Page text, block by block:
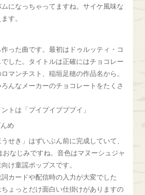
になっちゃってますね。サイケ風味な
す。
った曲です。最初はドゥルッティ・コ
した。タイトルは正確にはチョコレー
マンチスト、稲垣足穂の作品名から。
んなメーカーのチョコレートをたくさ
トは「プイプイプププイ」
め
せき」はずいぶん前に完成していて、
おなじみですね。音色はマヌーシュジャ
け童謡ポップスです。
カードや配信時の入力が大変でした
ょっとだけ面白い仕掛けがありますの